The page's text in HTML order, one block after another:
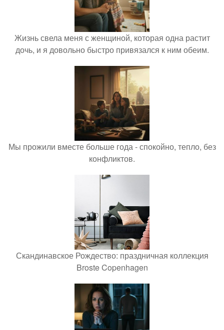
Жизнь свела меня с женщиной, которая одна растит
дочь, и я довольно быстро привязался к ним обеим.
Мы прожили вместе больше года - спокойно, тепло, без
конфликтов.
Скандинавское Рождество: праздничная коллекция
Broste Copenhagen